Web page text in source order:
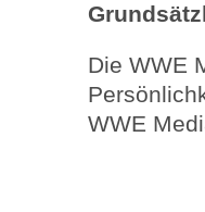
Die WWE
WWE